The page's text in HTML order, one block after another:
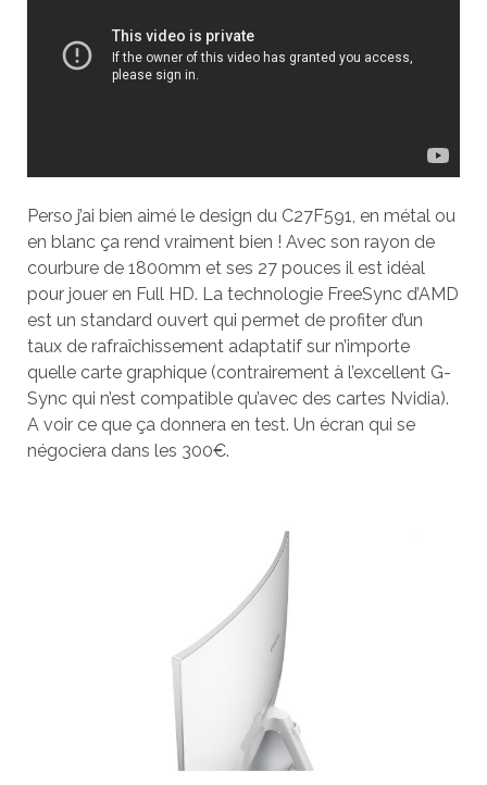
Perso j’ai bien aimé le design du C27F591, en métal ou
en blanc ça rend vraiment bien ! Avec son rayon de
courbure de 1800mm et ses 27 pouces il est idéal
pour jouer en Full HD. La technologie FreeSync d’AMD
est un standard ouvert qui permet de profiter d’un
taux de rafraîchissement adaptatif sur n’importe
quelle carte graphique (contrairement à l’excellent G-
Sync qui n’est compatible qu’avec des cartes Nvidia).
A voir ce que ça donnera en test. Un écran qui se
négociera dans les 300€.